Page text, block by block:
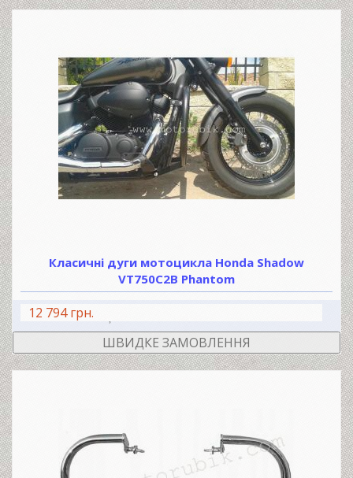
Класичні дуги мотоцикла Honda Shadow
VT750C2B Phantom
12 794 грн.
ШВИДКЕ ЗАМОВЛЕННЯ